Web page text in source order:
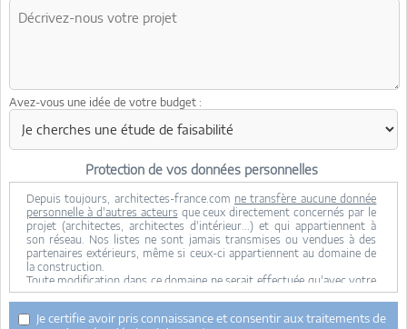
Avez-vous une idée de votre budget :
Protection de vos données personnelles
Depuis toujours, architectes-france.com ne transfère aucune donnée
personnelle à d'autres acteurs que ceux directement concernés par le
projet (architectes, architectes d'intérieur...) et qui appartiennent à
son réseau. Nos listes ne sont jamais transmises ou vendues à des
partenaires extérieurs, même si ceux-ci appartiennent au domaine de
la construction.
Toute modification dans ce domaine ne serait effectuée qu'avec votre
consentement.
Je consens à ce que mes données personnelles soient collectées pour
permettre à architectes-france de transférer votre projet aux
Je certifie avoir pris connaissance et consentir aux traitements de